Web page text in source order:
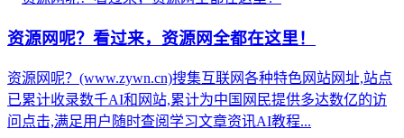
资源网呢？看过来，资源网全都在这里！
资源网呢？(www.zywn.cn)搜集互联网各种特色网站网址,站点
已累计收录数千AI和网站,累计为中国网民提供多达数亿的访
问点击,满足用户随时查阅学习文章资讯AI教程...